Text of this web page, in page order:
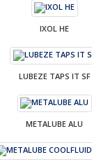
IXOL HE
LUBEZE TAPS IT SF
METALUBE ALU